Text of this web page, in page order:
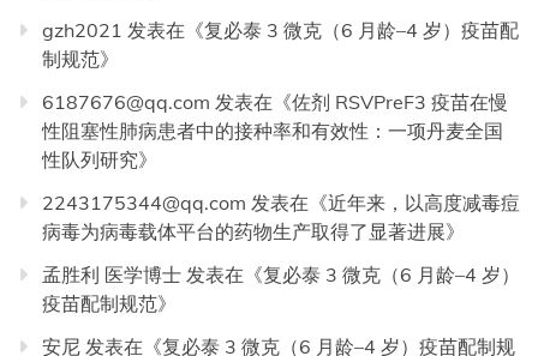
gzh2021 发表在《复必泰 3 微克（6 月龄–4 岁）疫苗配
制规范》
6187676@qq.com 发表在《佐剂 RSVPreF3 疫苗在慢
性阻塞性肺病患者中的接种率和有效性：一项丹麦全国
性队列研究》
2243175344@qq.com 发表在《近年来，以高度减毒痘
病毒为病毒载体平台的药物生产取得了显著进展》
孟胜利 医学博士 发表在《复必泰 3 微克（6 月龄–4 岁）
疫苗配制规范》
安尼 发表在《复必泰 3 微克（6 月龄–4 岁）疫苗配制规